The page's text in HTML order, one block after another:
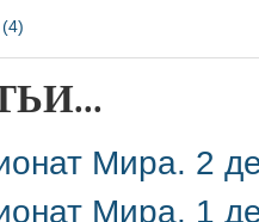
Мира. 2
Мира. 1